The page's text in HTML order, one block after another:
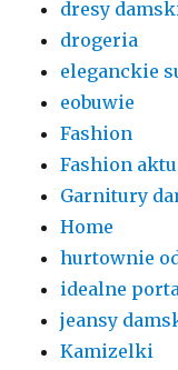
dresy
drogeria
eleganckie
eobuwie
Fashion
Fashion
Garnitury
Home
hurtownie
idealne
jeansy
Kamizelki